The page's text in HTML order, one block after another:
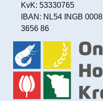
KvK: 53330765
IBAN: NL54 INGB 0008
3656 86